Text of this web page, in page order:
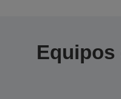
Equipos